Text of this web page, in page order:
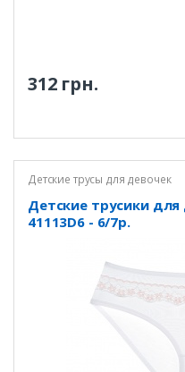
312 грн.
Детские трусы для девочек
Детские трусики для
41113D6 - 6/7р.